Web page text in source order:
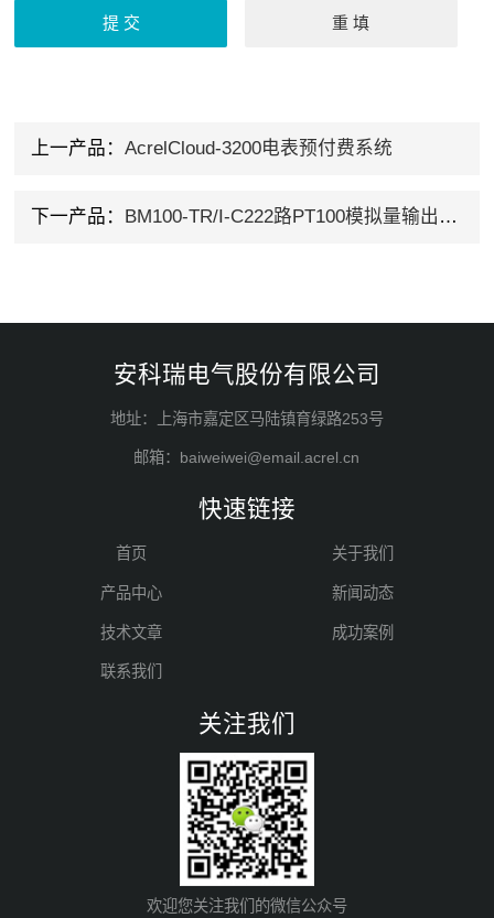
上一产品： AcrelCloud-3200电表预付费系统
下一产品： BM100-TR/I-C222路PT100模拟量输出变送器
安科瑞电气股份有限公司
地址：上海市嘉定区马陆镇育绿路253号
邮箱：baiweiwei@email.acrel.cn
快速链接
首页 关于我们
产品中心 新闻动态
技术文章 成功案例
联系我们
关注我们
欢迎您关注我们的微信公众号